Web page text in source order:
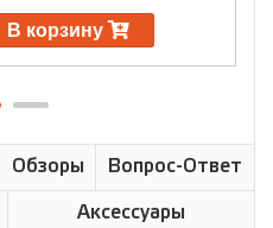
В корзину
Обзоры Вопрос-Ответ
Аксессуары